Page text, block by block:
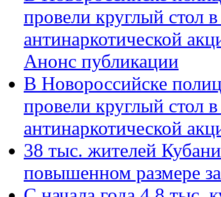
провели круглый стол
антинаркотической
Анонс публикации
В Новороссийске
провели круглый стол
антинаркотической
38 тыс. жителей
повышенном размере